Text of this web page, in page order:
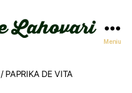
Meniu
/ PAPRIKA DE VITA